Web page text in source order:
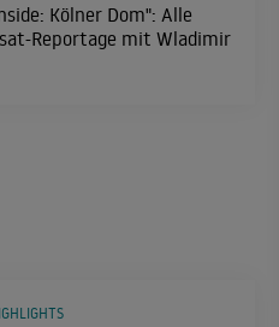
Kölner Dom": Alle
Reportage mit Wladimir